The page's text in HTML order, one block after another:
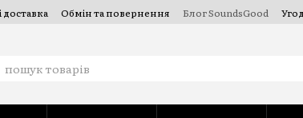
доставка Обмін та повернення Блог SoundsGood